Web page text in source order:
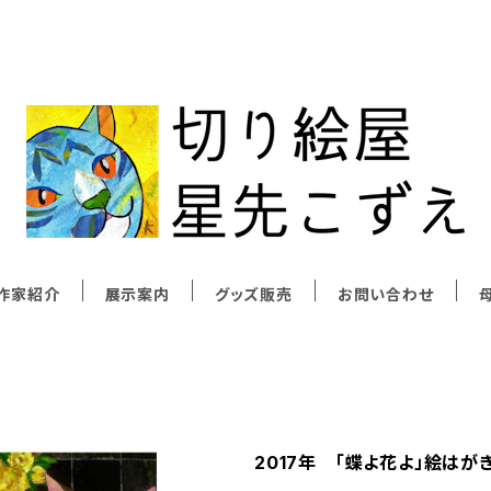
家紹介 展示案内 グッズ販売 お問い合わせ
2017年 「蝶よ花よ」絵はが